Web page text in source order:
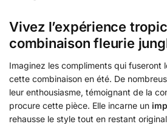
Vivez l’expérience
combinaison fleurie
Imaginez les compliments qui fuseront
cette combinaison en été. De
leur enthousiasme, témoignant de la
procure cette pièce. Elle incarne un
rehausse le style tout en restant